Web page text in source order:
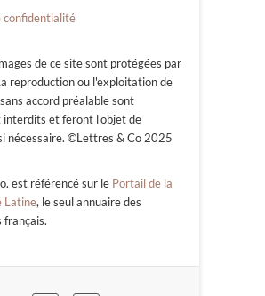
confidentialité
de ce site sont protégées par
reproduction ou l'exploitation de
accord préalable sont
et feront l'objet de
nécessaire. ©Lettres & Co 2025
est référencé sur le Portail de la
Latine, le seul annuaire des
français.